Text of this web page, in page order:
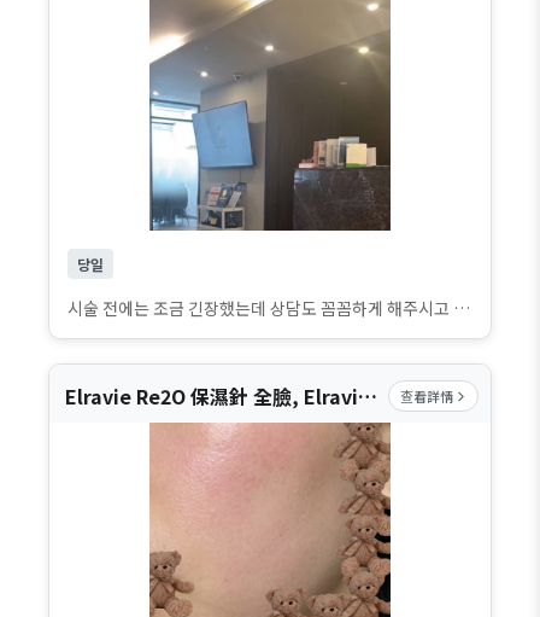
당일
시술 전에는 조금 긴장했는데 상담도 꼼꼼하게 해주시고 진행도 생각보다 빨라서 편하게 받을 수 있었어요. 당일이라 아직 완전히 자리 잡은 느낌은 아니지만 불편함은 크지 않았고, 바로 일상생활도 가능했습니다. 앞으로 시간이 지나면서 더 자연스러워질 변화가 기대됩니다.
Elravie Re2O 保濕針 全臉, Elravie Re2O 豐盈針 (臉部單一部位) 查看詳情